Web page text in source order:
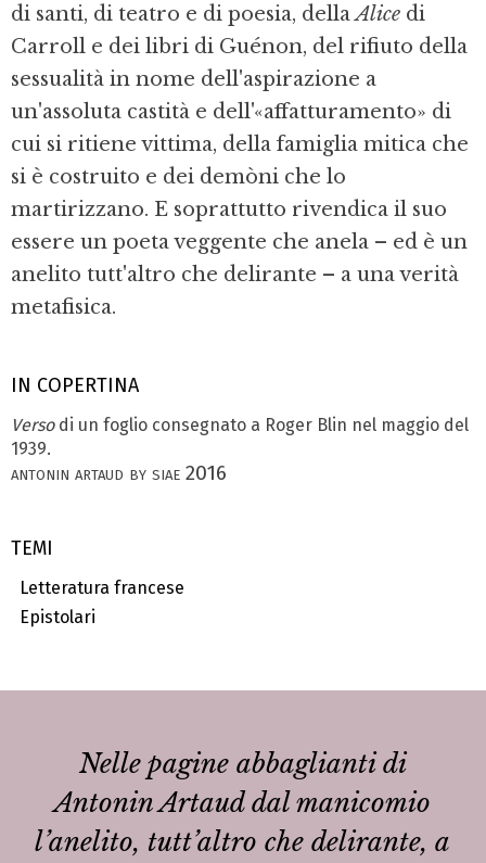
IN COPERTINA
Versodi un foglio consegnato a Roger Blin nel maggio del
1939.
antonin artaud by siae 2016
TEMI
Letteratura francese
Epistolari
di santi, di teatro e di poesia, dellaAlice di
Carroll e dei libri di Guénon, del rifiuto della
sessualità in nome dell'aspirazione a
un'assoluta castità e dell'«affatturamento» di
cui si ritiene vittima, della famiglia mitica che
si è costruito e dei demòni che lo
martirizzano. E soprattutto rivendica il suo
essere un poeta veggente che anela – ed è un
anelito tutt'altro che delirante – a una verità
metafisica.
Nelle pagine abbaglianti di
Antonin Artaud dal manicomio
l’anelito, tutt’altro che delirante, a